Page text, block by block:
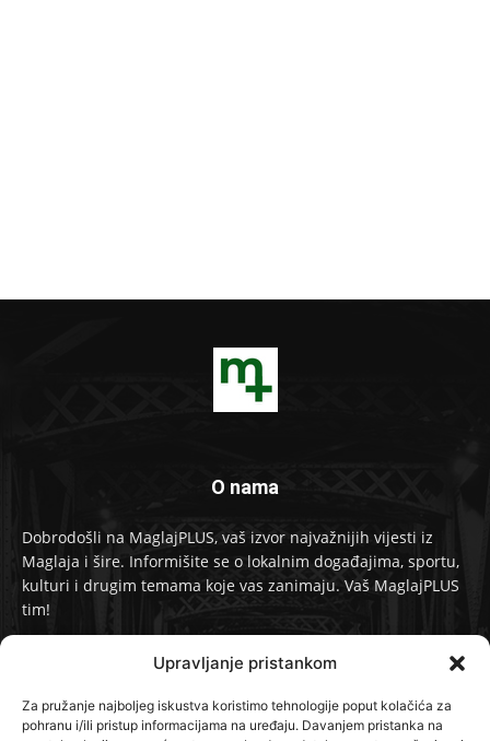
Upravljanje pristankom
Za pružanje najboljeg iskustva koristimo tehnologije poput kolačića za
pohranu i/ili pristup informacijama na uređaju. Davanjem pristanka na
O nama
Dobrodošli na MaglajPLUS, vaš izvor najvažnijih vijesti iz
Maglaja i šire. Informišite se o lokalnim događajima, sportu,
kulturi i drugim temama koje vas zanimaju. Vaš MaglajPLUS
tim!
info@maglajplus.ba